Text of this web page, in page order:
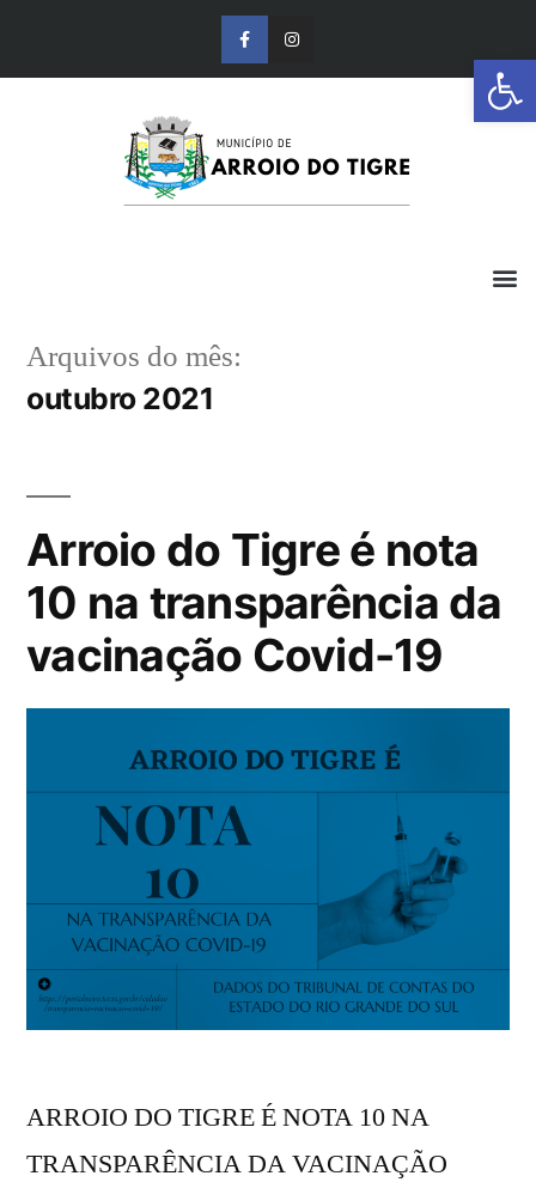
Barra de
Arquivos do mês:
outubro 2021
Arroio do Tigre é nota
10 na transparência da
vacinação Covid-19
ARROIO DO TIGRE É NOTA 10 NA
TRANSPARÊNCIA DA VACINAÇÃO